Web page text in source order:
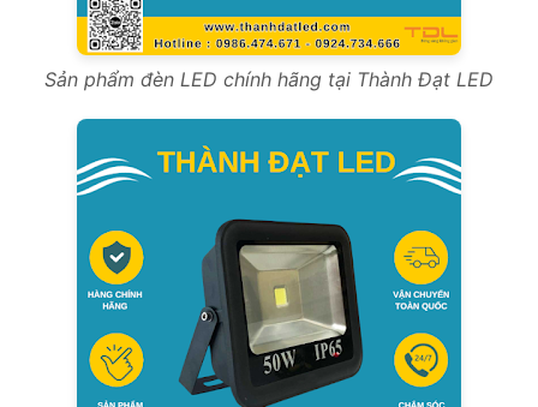
Sản phẩm đèn LED chính hãng tại Thành Đạt LED